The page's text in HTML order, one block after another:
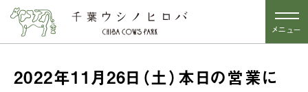
メニュー
2022年11月26日（土）本日の営業に